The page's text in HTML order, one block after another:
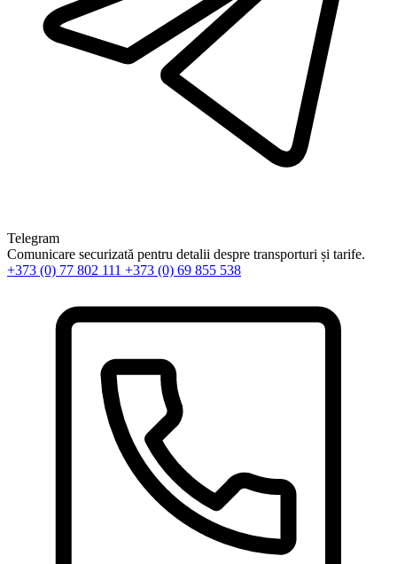
Telegram
Comunicare securizată pentru detalii despre transporturi și tarife.
+373 (0) 77 802 111 +373 (0) 69 855 538